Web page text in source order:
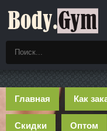
Главная Как
Скидки Оптом